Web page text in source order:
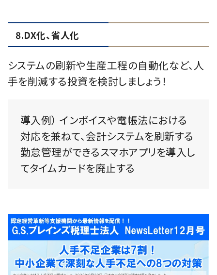
8.DX化、省人化
システムの刷新や生産工程の自動化など、人
手を削減する投資を検討しましょう！
導入例） インボイスや電帳法における
対応を兼ねて、会計システムを刷新する
勤怠管理ができるスマホアプリを導入し
てタイムカードを廃止する